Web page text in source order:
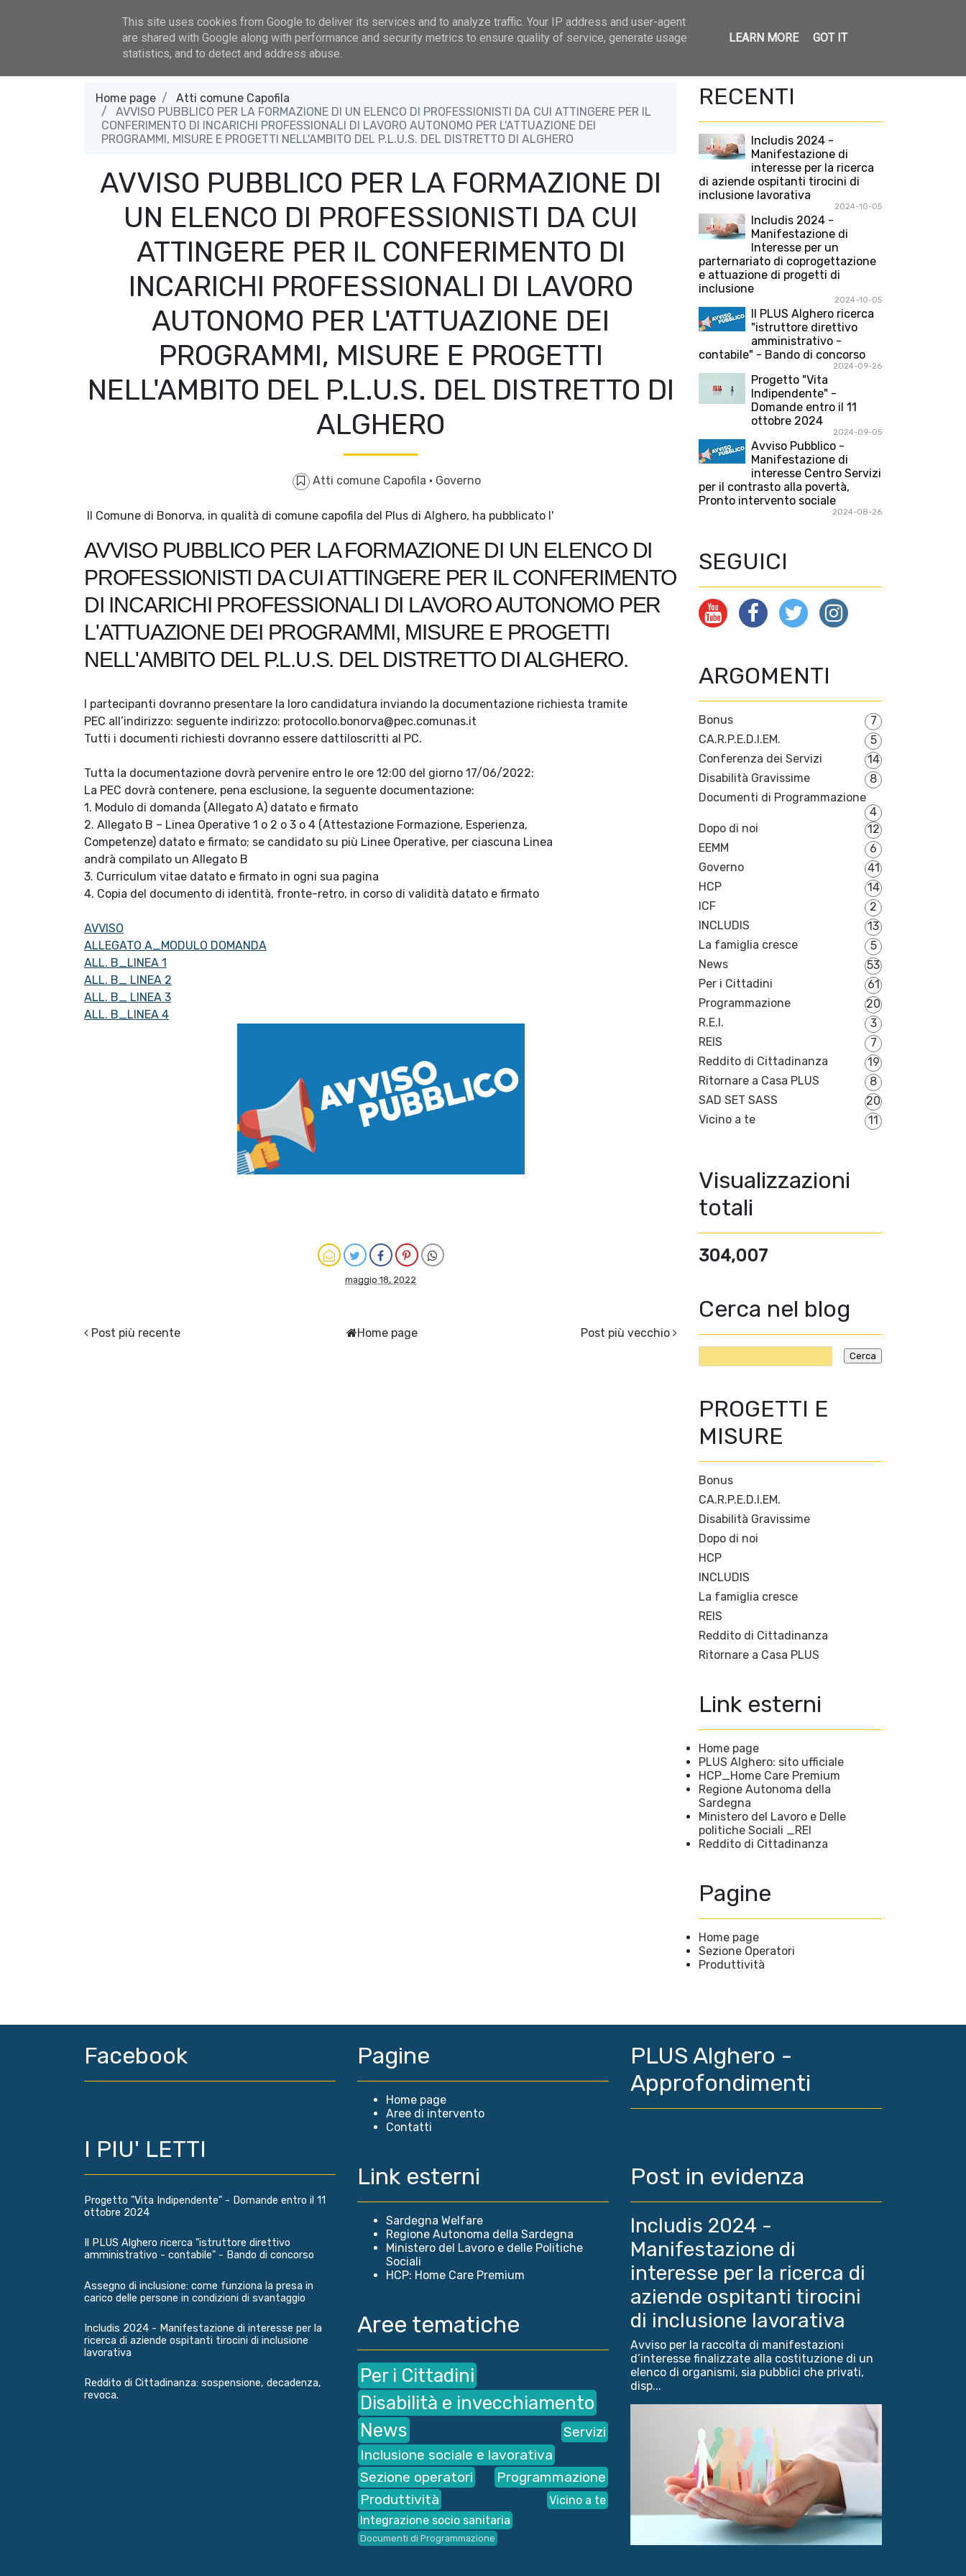
Home Programmazione Sezione Operatori Governo Aree di intervento
Home page
Atti comune Capofila
AVVISO PUBBLICO PER LA FORMAZIONE DI UN ELENCO DI PROFESSIONISTI DA CUI ATTINGERE PER IL
CONFERIMENTO DI INCARICHI PROFESSIONALI DI LAVORO AUTONOMO PER L'ATTUAZIONE DEI
PROGRAMMI, MISURE E PROGETTI NELL'AMBITO DEL P.L.U.S. DEL DISTRETTO DI ALGHERO
AVVISO PUBBLICO PER LA FORMAZIONE DI
UN ELENCO DI PROFESSIONISTI DA CUI
ATTINGERE PER IL CONFERIMENTO DI
INCARICHI PROFESSIONALI DI LAVORO
AUTONOMO PER L'ATTUAZIONE DEI
PROGRAMMI, MISURE E PROGETTI
NELL'AMBITO DEL P.L.U.S. DEL DISTRETTO DI
ALGHERO
Atti comune Capofila · Governo
Il Comune di Bonorva, in qualità di comune capofila del Plus di Alghero, ha pubblicato l'
AVVISO PUBBLICO PER LA FORMAZIONE DI UN ELENCO DI
PROFESSIONISTI DA CUI ATTINGERE PER IL CONFERIMENTO
DI INCARICHI PROFESSIONALI DI LAVORO AUTONOMO PER
L'ATTUAZIONE DEI PROGRAMMI, MISURE E PROGETTI
NELL'AMBITO DEL P.L.U.S. DEL DISTRETTO DI ALGHERO.
I partecipanti dovranno presentare la loro candidatura inviando la documentazione richiesta tramite
PEC all’indirizzo: seguente indirizzo: protocollo.bonorva@pec.comunas.it
Tutti i documenti richiesti dovranno essere dattiloscritti al PC.
Tutta la documentazione dovrà pervenire entro le ore 12:00 del giorno 17/06/2022:
La PEC dovrà contenere, pena esclusione, la seguente documentazione:
1. Modulo di domanda (Allegato A) datato e firmato
2. Allegato B – Linea Operative 1 o 2 o 3 o 4 (Attestazione Formazione, Esperienza,
Competenze) datato e firmato; se candidato su più Linee Operative, per ciascuna Linea
andrà compilato un Allegato B
3. Curriculum vitae datato e firmato in ogni sua pagina
4. Copia del documento di identità, fronte-retro, in corso di validità datato e firmato
AVVISO
ALLEGATO A_MODULO DOMANDA
ALL. B_LINEA 1
ALL. B_ LINEA 2
ALL. B_ LINEA 3
ALL. B_LINEA 4
maggio 18, 2022
Post più recente Post più vecchio
Home page
RECENTI
Includis 2024 -
Manifestazione di
interesse per la ricerca
di aziende ospitanti tirocini di
inclusione lavorativa
2024-10-05
Includis 2024 -
Manifestazione di
Interesse per un
parternariato di coprogettazione
e attuazione di progetti di
inclusione
2024-10-05
Il PLUS Alghero ricerca
"istruttore direttivo
amministrativo -
contabile" - Bando di concorso
2024-09-26
Progetto "Vita
Indipendente" -
Domande entro il 11
ottobre 2024
2024-09-05
Avviso Pubblico -
Manifestazione di
interesse Centro Servizi
per il contrasto alla povertà,
Pronto intervento sociale
2024-08-26
SEGUICI
ARGOMENTI
Bonus
7
CA.R.P.E.D.I.EM.
5
Conferenza dei Servizi
14
Disabilità Gravissime
8
Documenti di Programmazione
4
Dopo di noi
12
EEMM
6
Governo
41
HCP
14
ICF
2
INCLUDIS
13
La famiglia cresce
5
News
53
Per i Cittadini
61
Programmazione
20
R.E.I.
3
REIS
7
Reddito di Cittadinanza
19
Ritornare a Casa PLUS
8
SAD SET SASS
20
Vicino a te
11
Visualizzazioni
totali
304,007
Cerca nel blog
PROGETTI E
MISURE
Bonus
CA.R.P.E.D.I.EM.
Disabilità Gravissime
Dopo di noi
HCP
INCLUDIS
La famiglia cresce
REIS
Reddito di Cittadinanza
Ritornare a Casa PLUS
Link esterni
Home page
PLUS Alghero: sito ufficiale
HCP_Home Care Premium
Regione Autonoma della
Sardegna
Ministero del Lavoro e Delle
politiche Sociali _REI
Reddito di Cittadinanza
Pagine
Home page
Sezione Operatori
Produttività
Facebook
I PIU' LETTI
Progetto "Vita Indipendente" - Domande entro il 11
ottobre 2024
Il PLUS Alghero ricerca "istruttore direttivo
amministrativo - contabile" - Bando di concorso
Assegno di inclusione: come funziona la presa in
carico delle persone in condizioni di svantaggio
Includis 2024 - Manifestazione di interesse per la
ricerca di aziende ospitanti tirocini di inclusione
lavorativa
Reddito di Cittadinanza: sospensione, decadenza,
revoca.
Pagine
Home page
Aree di intervento
Contatti
Link esterni
Sardegna Welfare
Regione Autonoma della Sardegna
Ministero del Lavoro e delle Politiche
Sociali
HCP: Home Care Premium
Aree tematiche
Per i Cittadini
Disabilità e invecchiamento
News
Servizi
Inclusione sociale e lavorativa
Sezione operatori
Programmazione
Produttività
Vicino a te
Integrazione socio sanitaria
Documenti di Programmazione
PLUS Alghero -
Approfondimenti
Post in evidenza
Includis 2024 -
Manifestazione di
interesse per la ricerca di
aziende ospitanti tirocini
di inclusione lavorativa
Avviso per la raccolta di manifestazioni
d’interesse finalizzate alla costituzione di un
elenco di organismi, sia pubblici che privati,
disp...
This site uses cookies from Google to deliver its services and to analyze traffic. Your IP address and user-agent
are shared with Google along with performance and security metrics to ensure quality of service, generate usage
statistics, and to detect and address abuse.
LEARN MORE GOT IT